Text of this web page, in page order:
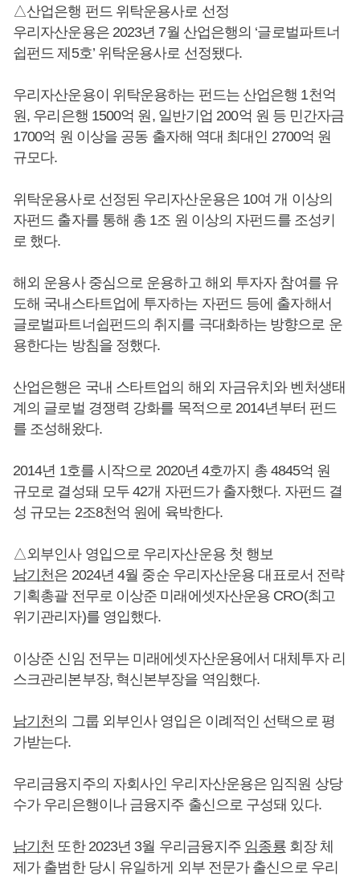
△산업은행 펀드 위탁운용사로 선정
우리자산운용은 2023년 7월 산업은행의 ‘글로벌파트너
쉽펀드 제5호’ 위탁운용사로 선정됐다.
우리자산운용이 위탁운용하는 펀드는 산업은행 1천억
원, 우리은행 1500억 원, 일반기업 200억 원 등 민간자금
1700억 원 이상을 공동 출자해 역대 최대인 2700억 원
규모다.
위탁운용사로 선정된 우리자산운용은 10여 개 이상의
자펀드 출자를 통해 총 1조 원 이상의 자펀드를 조성키
로 했다.
해외 운용사 중심으로 운용하고 해외 투자자 참여를 유
도해 국내스타트업에 투자하는 자펀드 등에 출자해서
글로벌파트너쉽펀드의 취지를 극대화하는 방향으로 운
용한다는 방침을 정했다.
산업은행은 국내 스타트업의 해외 자금유치와 벤처생태
계의 글로벌 경쟁력 강화를 목적으로 2014년부터 펀드
를 조성해왔다.
2014년 1호를 시작으로 2020년 4호까지 총 4845억 원
규모로 결성돼 모두 42개 자펀드가 출자했다. 자펀드 결
성 규모는 2조8천억 원에 육박한다.
△외부인사 영입으로 우리자산운용 첫 행보
남기천은 2024년 4월 중순 우리자산운용 대표로서 전략
기획총괄 전무로 이상준 미래에셋자산운용 CRO(최고
위기관리자)를 영입했다.
이상준 신임 전무는 미래에셋자산운용에서 대체투자 리
스크관리본부장, 혁신본부장을 역임했다.
남기천의 그룹 외부인사 영입은 이례적인 선택으로 평
가받는다.
우리금융지주의 자회사인 우리자산운용은 임직원 상당
수가 우리은행이나 금융지주 출신으로 구성돼 있다.
남기천 또한 2023년 3월 우리금융지주 임종룡회장 체
제가 출범한 당시 유일하게 외부 전문가 출신으로 우리